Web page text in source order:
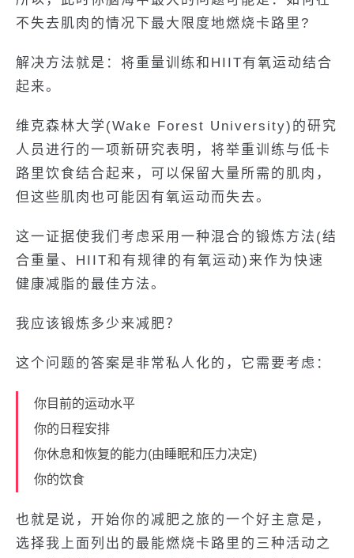
不失去肌肉的情况下最大限度地燃烧卡路里?
解决方法就是：将重量训练和HIIT有氧运动结合
起来。
维克森林大学(Wake Forest University)的研究
人员进行的一项新研究表明，将举重训练与低卡
路里饮食结合起来，可以保留大量所需的肌肉，
但这些肌肉也可能因有氧运动而失去。
这一证据使我们考虑采用一种混合的锻炼方法(结
合重量、HIIT和有规律的有氧运动)来作为快速
健康减脂的最佳方法。
我应该锻炼多少来减肥？
这个问题的答案是非常私人化的，它需要考虑：
你目前的运动水平
你的日程安排
你休息和恢复的能力(由睡眠和压力决定)
你的饮食
也就是说，开始你的减肥之旅的一个好主意是，
选择我上面列出的最能燃烧卡路里的三种活动之